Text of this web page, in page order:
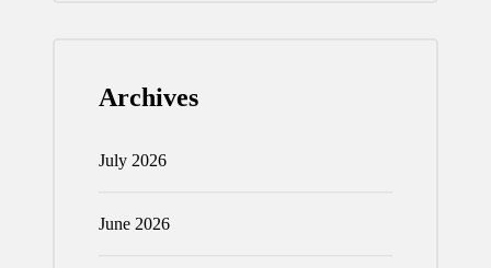
Archives
July 2026
June 2026